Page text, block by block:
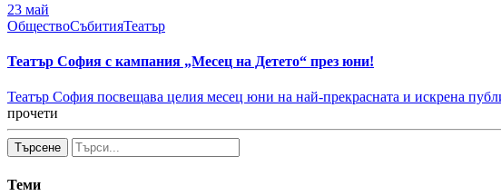
23 май
ОбществоСъбитияТеатър
Театър София с кампания „Месец на Детето“ през юни!
Театър София посвещава целия месец юни на най-прекрасната и
прочети
Търсене
Теми